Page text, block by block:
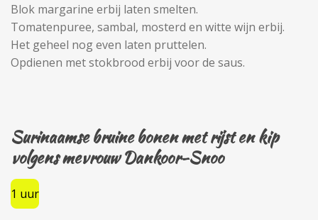
Blok margarine erbij laten smelten.
Tomatenpuree, sambal, mosterd en witte wijn erbij.
Het geheel nog even laten pruttelen.
Opdienen met stokbrood erbij voor de saus.
Surinaamse bruine bonen met rijst en kip
volgens mevrouw Dankoor-Snoo
1 uur